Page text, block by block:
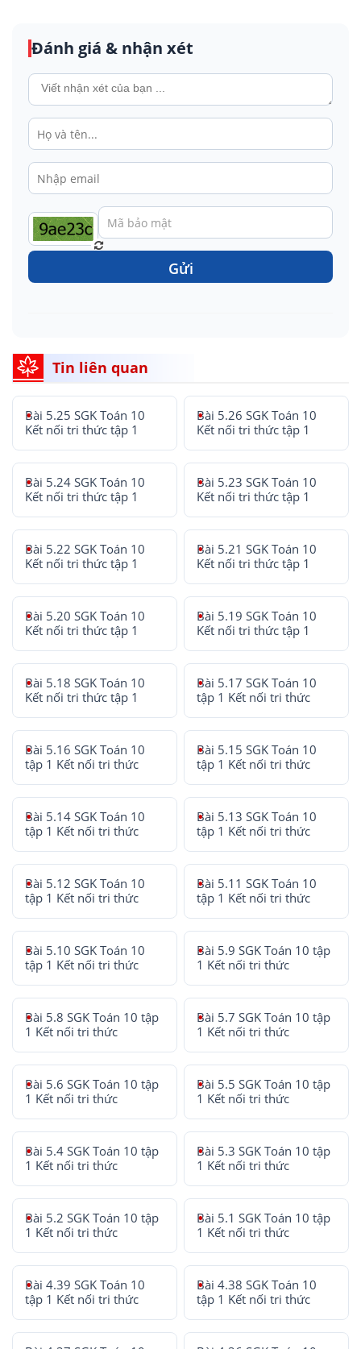
Đánh giá & nhận xét
Gửi
Tin liên quan
Bài 5.25 SGK Toán 10
Kết nối tri thức tập 1
Bài 5.26 SGK Toán 10
Kết nối tri thức tập 1
Bài 5.24 SGK Toán 10
Kết nối tri thức tập 1
Bài 5.23 SGK Toán 10
Kết nối tri thức tập 1
Bài 5.22 SGK Toán 10
Kết nối tri thức tập 1
Bài 5.21 SGK Toán 10
Kết nối tri thức tập 1
Bài 5.20 SGK Toán 10
Kết nối tri thức tập 1
Bài 5.19 SGK Toán 10
Kết nối tri thức tập 1
Bài 5.18 SGK Toán 10
Kết nối tri thức tập 1
Bài 5.17 SGK Toán 10
tập 1 Kết nối tri thức
Bài 5.16 SGK Toán 10
tập 1 Kết nối tri thức
Bài 5.15 SGK Toán 10
tập 1 Kết nối tri thức
Bài 5.14 SGK Toán 10
tập 1 Kết nối tri thức
Bài 5.13 SGK Toán 10
tập 1 Kết nối tri thức
Bài 5.12 SGK Toán 10
tập 1 Kết nối tri thức
Bài 5.11 SGK Toán 10
tập 1 Kết nối tri thức
Bài 5.10 SGK Toán 10
tập 1 Kết nối tri thức
Bài 5.9 SGK Toán 10 tập
1 Kết nối tri thức
Bài 5.8 SGK Toán 10 tập
1 Kết nối tri thức
Bài 5.7 SGK Toán 10 tập
1 Kết nối tri thức
Bài 5.6 SGK Toán 10 tập
1 Kết nối tri thức
Bài 5.5 SGK Toán 10 tập
1 Kết nối tri thức
Bài 5.4 SGK Toán 10 tập
1 Kết nối tri thức
Bài 5.3 SGK Toán 10 tập
1 Kết nối tri thức
Bài 5.2 SGK Toán 10 tập
1 Kết nối tri thức
Bài 5.1 SGK Toán 10 tập
1 Kết nối tri thức
Bài 4.39 SGK Toán 10
tập 1 Kết nối tri thức
Bài 4.38 SGK Toán 10
tập 1 Kết nối tri thức